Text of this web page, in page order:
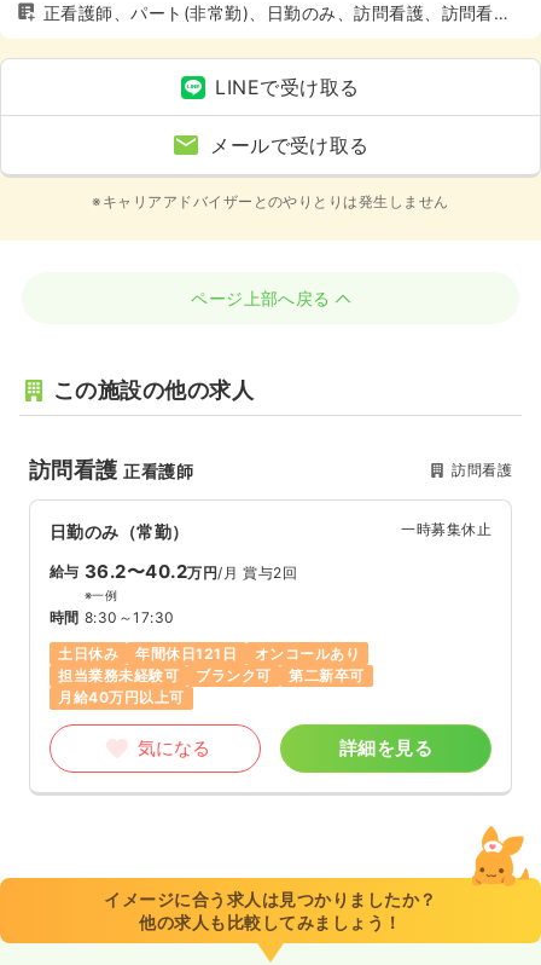
正看護師、パート(非常勤)、日勤のみ、訪問看護、訪問看
護、4週8休以上、土日休み
LINEで受け取る
メールで受け取る
※キャリアアドバイザーとのやりとりは発生しません
ページ上部へ戻る
この施設の他の求人
訪問看護正看護師 訪問看護
日勤のみ（常勤） 一時募集休止
給与 36.2〜40.2万円/月 賞与2回
※一例
時間 8:30～17:30
土日休み
年間休日121日
オンコールあり
担当業務未経験可
ブランク可
第二新卒可
月給40万円以上可
気になる 詳細を見る
イメージに合う求人は見つかりましたか？
他の求人も比較してみましょう！